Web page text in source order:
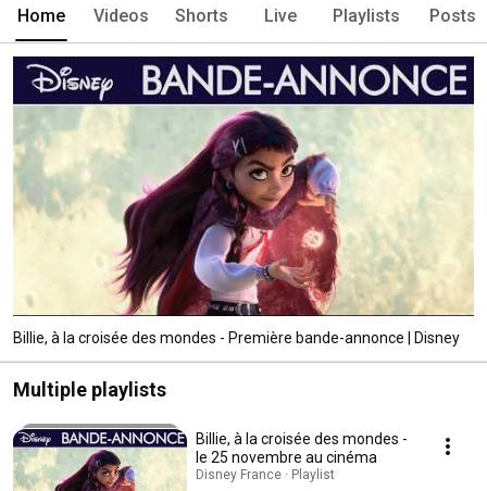
Home Videos Shorts Live Playlists Posts
Billie, à la croisée des mondes - Première bande-annonce | Disney
Multiple playlists
Billie, à la croisée des mondes -
le 25 novembre au cinéma
Disney France · Playlist